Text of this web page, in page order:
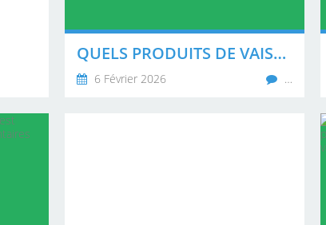
QUELS PRODUITS DE VAISSELLE DURABLES CONVIENNENT RÉELLEMENT À LA RESTAURATION ?
6 Février 2026 …